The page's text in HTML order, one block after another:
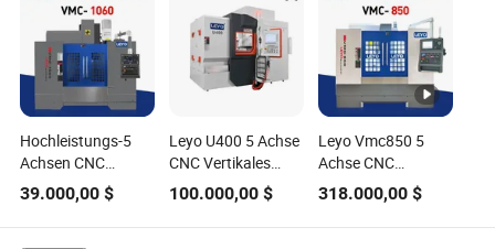
Hochleistungs-5
Achsen CNC
Vertikales
Bearbeitungszentrum
(VMC) &
39.000,00 $
Leyo U400 5 Achse
CNC Vertikales
Bearbeitungszentrum
Hochleistungsproduktionsfräsmaschine
100.000,00$
Leyo Vmc850 5
Achse CNC
Vertikales
Bearbeitungszentrum
(VMC) &
318.000,00$